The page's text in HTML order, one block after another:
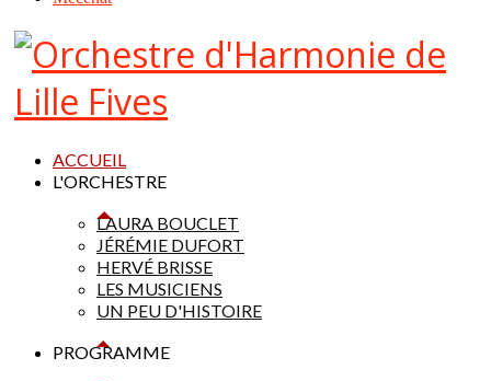
ACCUEIL
L'ORCHESTRE
LAURA BOUCLET
JÉRÉMIE DUFORT
HERVÉ BRISSE
LES MUSICIENS
UN PEU D'HISTOIRE
PROGRAMME